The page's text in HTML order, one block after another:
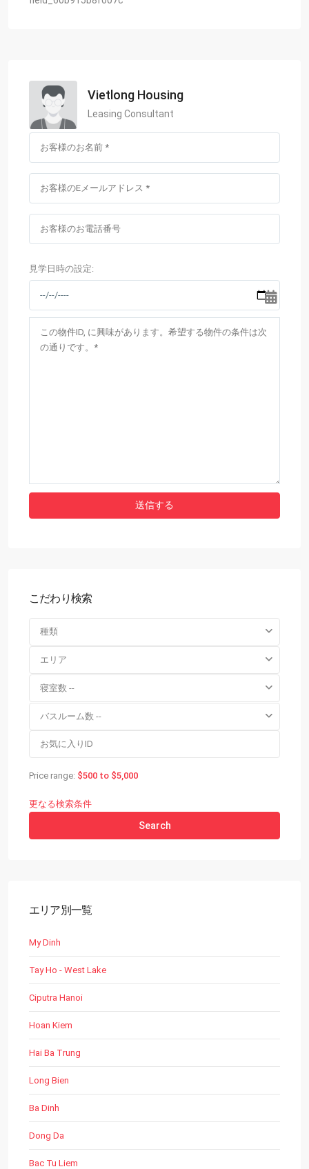
Vietlong Housing
Leasing Consultant
見学日時の設定:
こだわり検索
種類
エリア
寝室数 --
バスルーム数 --
Price range: $500 to $5,000
更なる検索条件
Search
エリア別一覧
My Dinh
Tay Ho - West Lake
Ciputra Hanoi
Hoan Kiem
Hai Ba Trung
Long Bien
Ba Dinh
Dong Da
Bac Tu Liem